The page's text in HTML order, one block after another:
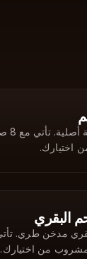
اختيارك.
البقري
من اختيارك.